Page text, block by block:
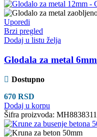
Uporedi
Brzi pregled
Dodaj u listu želja
Glodala za metal
Dostupno
670 RSD
Dodaj u korpu
Šifra proizvoda: MH8838311